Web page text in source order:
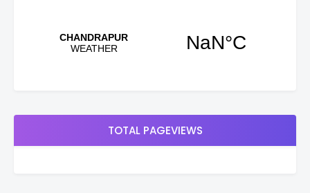
TOTAL PAGEVIEWS